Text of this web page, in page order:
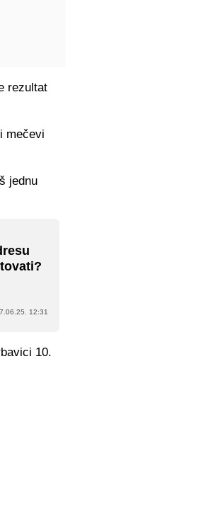
rezultat
mečevi
jednu
12:31
10.